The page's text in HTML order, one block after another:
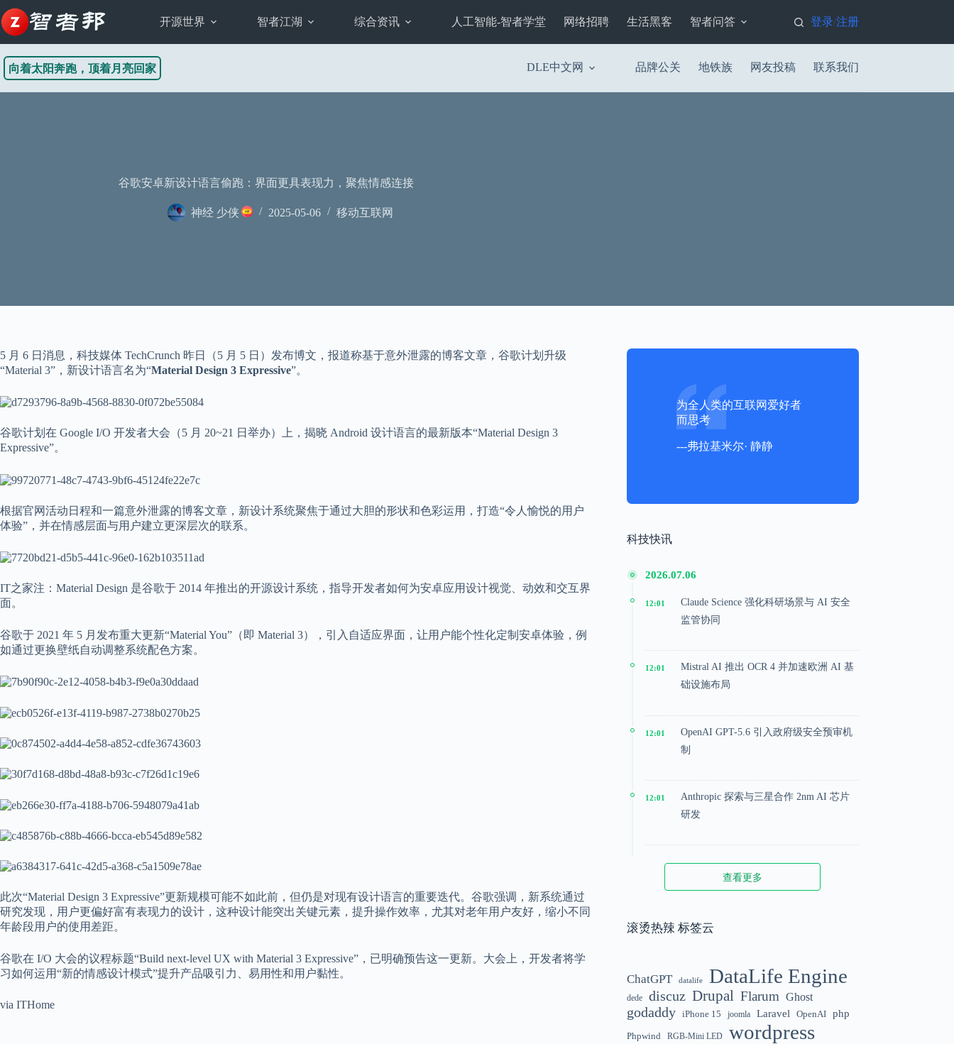
至
内
开源世界 智者江湖 综合资讯 人工智能-智者学堂 网络招聘 生活黑客 智者问答 登录/注册
向着太阳奔跑，顶着月亮回家 DLE中文网 品牌公关 地铁族 网友投稿 联系我们
谷歌安卓新设计语言偷跑：界面更具表现力，聚焦情感连接
神经 少侠 2025-05-06 移动互联网
5 月 6 日消息，科技媒体 TechCrunch 昨日（5 月 5 日）发布博文，报道称基于意外泄露的博客文章，谷歌计划升级
“Material 3”，新设计语言名为“Material Design 3 Expressive”。
谷歌计划在 Google I/O 开发者大会（5 月 20~21 日举办）上，揭晓 Android 设计语言的最新版本“Material Design 3
Expressive”。
根据官网活动日程和一篇意外泄露的博客文章，新设计系统聚焦于通过大胆的形状和色彩运用，打造“令人愉悦的用户
体验”，并在情感层面与用户建立更深层次的联系。
IT之家注：Material Design 是谷歌于 2014 年推出的开源设计系统，指导开发者如何为安卓应用设计视觉、动效和交互界
面。
谷歌于 2021 年 5 月发布重大更新“Material You”（即 Material 3），引入自适应界面，让用户能个性化定制安卓体验，例
如通过更换壁纸自动调整系统配色方案。
此次“Material Design 3 Expressive”更新规模可能不如此前，但仍是对现有设计语言的重要迭代。谷歌强调，新系统通过
研究发现，用户更偏好富有表现力的设计，这种设计能突出关键元素，提升操作效率，尤其对老年用户友好，缩小不同
年龄段用户的使用差距。
谷歌在 I/O 大会的议程标题“Build next-level UX with Material 3 Expressive”，已明确预告这一更新。大会上，开发者将学
习如何运用“新的情感设计模式”提升产品吸引力、易用性和用户黏性。
via ITHome
为全人类的互联网爱好者
而思考
---弗拉基米尔· 静静
科技快讯
2026.07.06
12:01
Claude Science 强化科研场景与 AI 安全
监管协同
12:01
Mistral AI 推出 OCR 4 并加速欧洲 AI 基
础设施布局
12:01
OpenAI GPT-5.6 引入政府级安全预审机
制
12:01
Anthropic 探索与三星合作 2nm AI 芯片
研发
12:01
Microsoft 投入 25 亿美元成立 AI 落地实
12:01
Meta 内部模型接近 GPT-5.5 水平，基础
12:01
Gemini 3.5 Flash 强化“AI 操作系统级代
理能力”
查看更多
滚烫热辣 标签云
ChatGPT datalife DataLife Engine
dede discuz Drupal Flarum Ghost
godaddy iPhone 15 joomla Laravel OpenAI php
Phpwind RGB-Mini LED wordpress